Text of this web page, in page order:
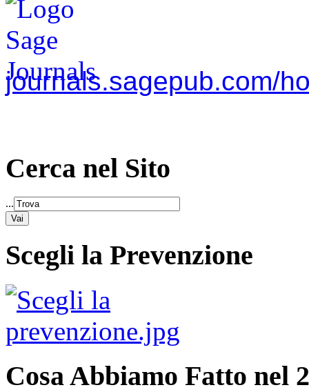
journals.sagepub.com/
Cerca nel Sito
...
Scegli la Prevenzione
Cosa Abbiamo Fatto nel